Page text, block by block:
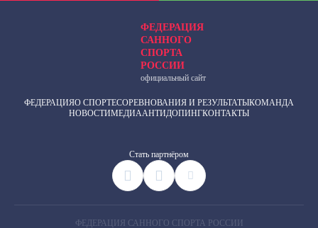
ФЕДЕРАЦИЯ
САННОГО
СПОРТА
РОССИИ
официальный сайт
ФЕДЕРАЦИЯО СПОРТЕСОРЕВНОВАНИЯ И РЕЗУЛЬТАТЫКОМАНДА
НОВОСТИМЕДИААНТИДОПИНГКОНТАКТЫ
Cтать партнёром
ФЕДЕРАЦИЯ САННОГО СПОРТА РОССИИ